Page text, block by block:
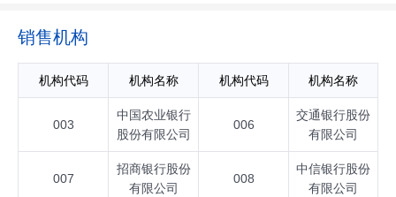
销售机构
机构代码 机构名称 机构代码 机构名称
003
中国农业银行
股份有限公司
006
交通银行股份
有限公司
007
招商银行股份
有限公司
008
中信银行股份
有限公司